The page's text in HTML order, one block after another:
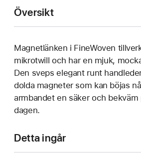
Översikt
Magnetlänken i FineWoven
mikrotwill och har en mjuk,
Den sveps elegant runt
dolda magneter som kan böjas
armbandet en säker och bekväm
dagen.
Detta ingår